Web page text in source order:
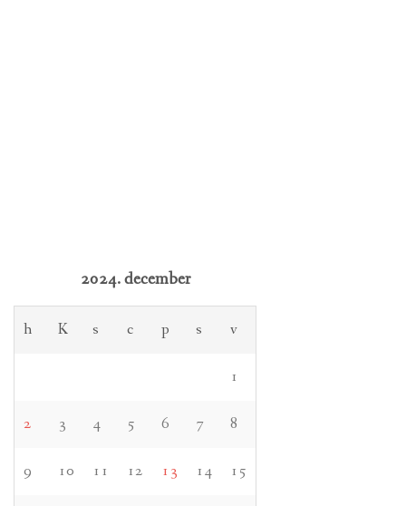
2024. december
h K s c p s v
1
2 3 4 5 6 7 8
9 10 11 12 13 14 15